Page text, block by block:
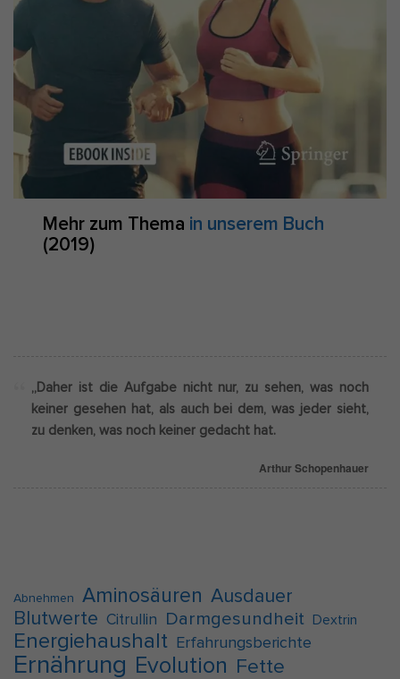
Mehr zum Thema in unserem Buch
(2019)
„Daher ist die Aufgabe nicht nur, zu sehen, was noch
keiner gesehen hat, als auch bei dem, was jeder sieht,
zu denken, was noch keiner gedacht hat.
Arthur Schopenhauer
Abnehmen Aminosäuren Ausdauer
Blutwerte
Citrullin Darmgesundheit Dextrin
Energiehaushalt Erfahrungsberichte
Ernährung Evolution Fette